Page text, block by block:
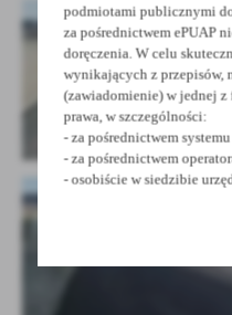
podmiotami publicznymi
za pośrednictwem ePUAP
doręczenia. W celu
wynikających z przepisów,
(zawiadomienie) w jednej
prawa, w szczególności:
- za pośrednictwem
- za pośrednictwem
- osobiście w siedzibie